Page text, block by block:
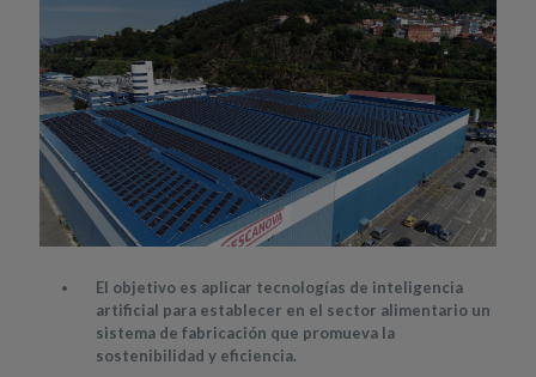
El objetivo es aplicar tecnologías de inteligencia
artificial para establecer en el sector alimentario un
sistema de fabricación que promueva la
sostenibilidad y eficiencia.